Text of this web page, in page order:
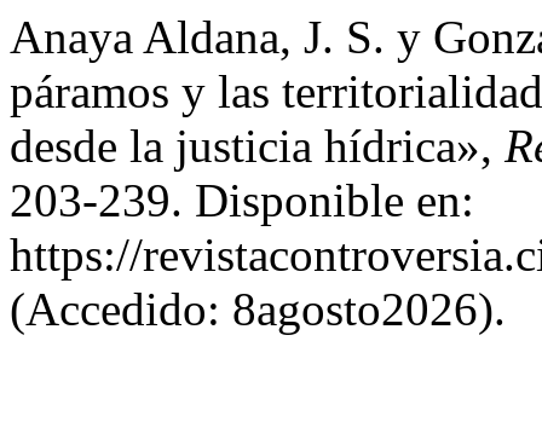
Anaya Aldana, J. S. y
páramos y las
desde la justicia hídrica»,
203-239. Disponible en:
https://
(Accedido: 8agosto2026).